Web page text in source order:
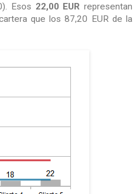
Esos 22,00 EUR representan
que los 87,20 EUR de la